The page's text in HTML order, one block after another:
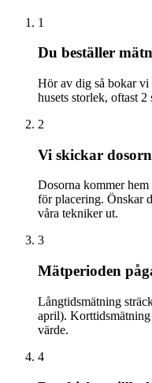
1
Du beställer
Hör av dig så bokar
husets storlek, oftast
2
Vi skickar
Dosorna kommer
för placering. Önskar
våra tekniker ut.
3
Mätperioden
Långtidsmätning
april).
värde.
4